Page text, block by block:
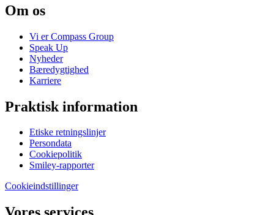
Om os
Vi er Compass Group
Speak Up
Nyheder
Bæredygtighed
Karriere
Praktisk information
Etiske retningslinjer
Persondata
Cookiepolitik
Smiley-rapporter
Cookieindstillinger